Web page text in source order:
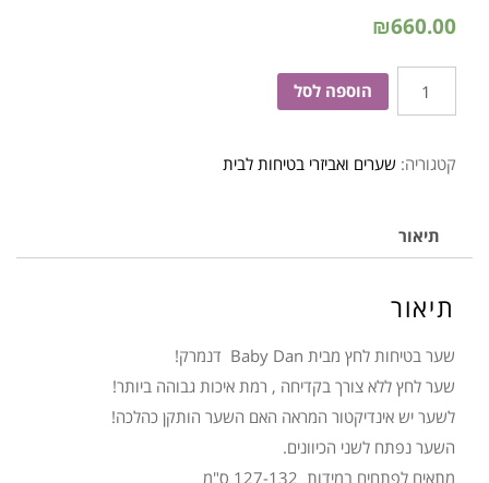
₪660.00
כמות
של
לחץ
שחור
132
הוספה לסל
קטגוריה: שערים ואביזרי בטיחות לבית
תיאור
תיאור
שער בטיחות לחץ מבית Baby Dan דנמרק!
שער לחץ ללא צורך בקדיחה , רמת איכות גבוהה ביותר!
לשער יש אינדיקטור המראה האם השער הותקן כהלכה!
השער נפתח לשני הכיוונים.
מתאים לפתחים במידות 127-132 ס"מ